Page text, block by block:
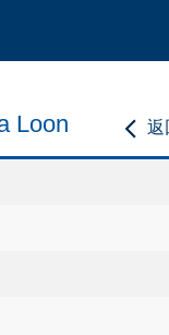
返
Loon